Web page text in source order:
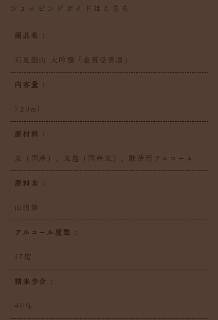
ショッピングガイド はこちら
商品名 :
石見銀山 大吟醸「金賞受賞酒」
内容量 :
720ml
原材料 :
米（国産）、米麹（国産米）、醸造用アルコール
原料米 :
山田錦
アルコール度数 :
17度
精米歩合 :
40％